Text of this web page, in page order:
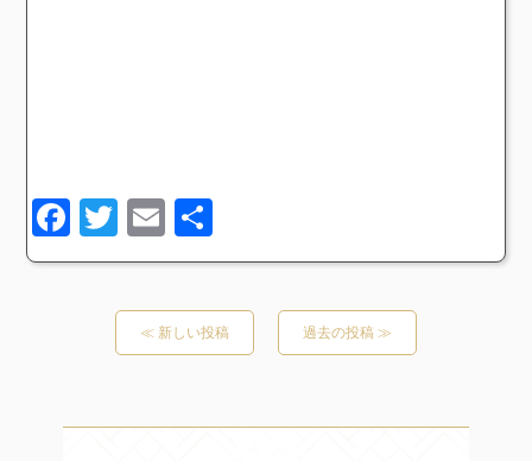
Facebook
TwitterEmail
有
≪ 新しい投稿 過去の投稿 ≫